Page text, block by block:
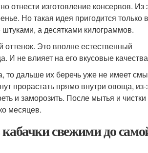
изготовление консервов. Из
Но такая идея пригодится только
а десятками килограммов.
Это вполне естественный
И не влияет на его вкусовые
то дальше их беречь уже не имеет
прорастать прямо внутри овоща, из-
и заморозить. После мытья и
месяцев.
свежими до